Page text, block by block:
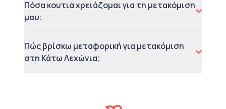
Πόσα κουτιά χρειάζομαι για τη μετακόμιση
μου;
Πώς βρίσκω μεταφορική για μετακόμιση
στη Κάτω Λεχώνια;